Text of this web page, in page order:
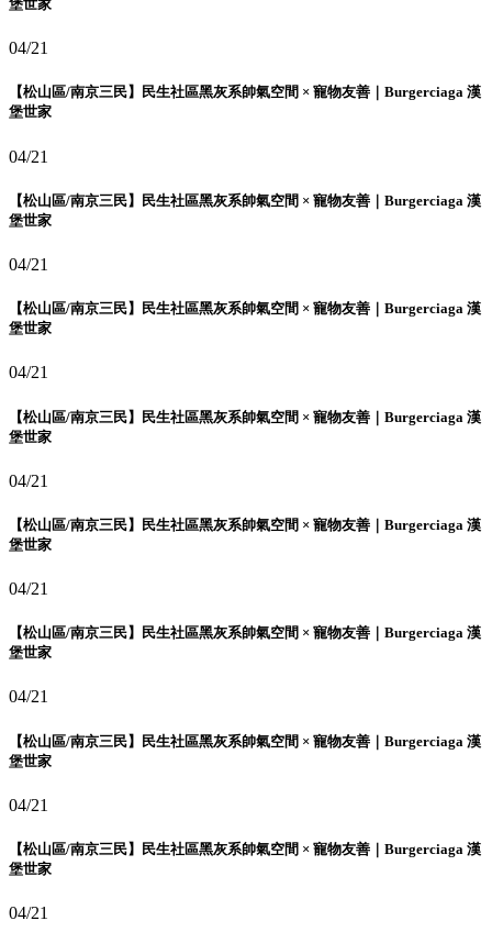
堡世家
04/21
【松山區/南京三民】民生社區黑灰系帥氣空間 × 寵物友善｜Burgerciaga 漢
堡世家
04/21
【松山區/南京三民】民生社區黑灰系帥氣空間 × 寵物友善｜Burgerciaga 漢
堡世家
04/21
【松山區/南京三民】民生社區黑灰系帥氣空間 × 寵物友善｜Burgerciaga 漢
堡世家
04/21
【松山區/南京三民】民生社區黑灰系帥氣空間 × 寵物友善｜Burgerciaga 漢
堡世家
04/21
【松山區/南京三民】民生社區黑灰系帥氣空間 × 寵物友善｜Burgerciaga 漢
堡世家
04/21
【松山區/南京三民】民生社區黑灰系帥氣空間 × 寵物友善｜Burgerciaga 漢
堡世家
04/21
【松山區/南京三民】民生社區黑灰系帥氣空間 × 寵物友善｜Burgerciaga 漢
堡世家
04/21
【松山區/南京三民】民生社區黑灰系帥氣空間 × 寵物友善｜Burgerciaga 漢
堡世家
04/21